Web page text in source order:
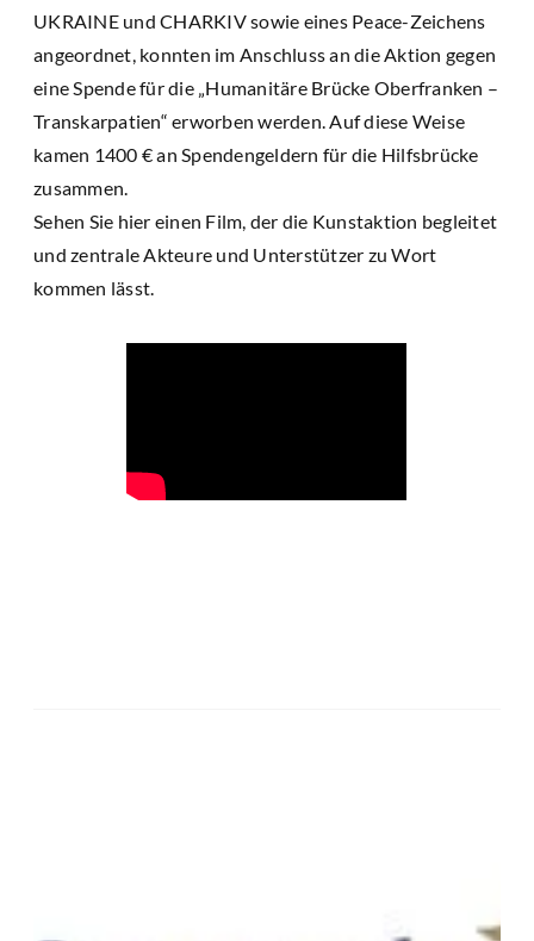
UKRAINE und CHARKIV sowie eines Peace-Zeichens
angeordnet, konnten im Anschluss an die Aktion gegen
eine Spende für die „Humanitäre Brücke Oberfranken –
Transkarpatien“ erworben werden. Auf diese Weise
kamen 1400 € an Spendengeldern für die Hilfsbrücke
zusammen.
Sehen Sie hier einen Film, der die Kunstaktion begleitet
und zentrale Akteure und Unterstützer zu Wort
kommen lässt.